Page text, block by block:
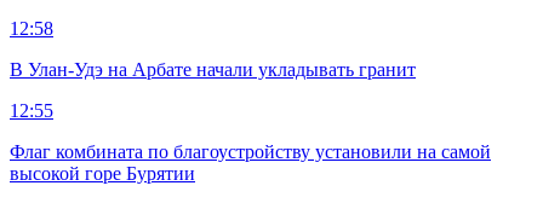
12:58
В Улан-Удэ на Арбате начали укладывать гранит
12:55
Флаг комбината по благоустройству установили на самой
высокой горе Бурятии